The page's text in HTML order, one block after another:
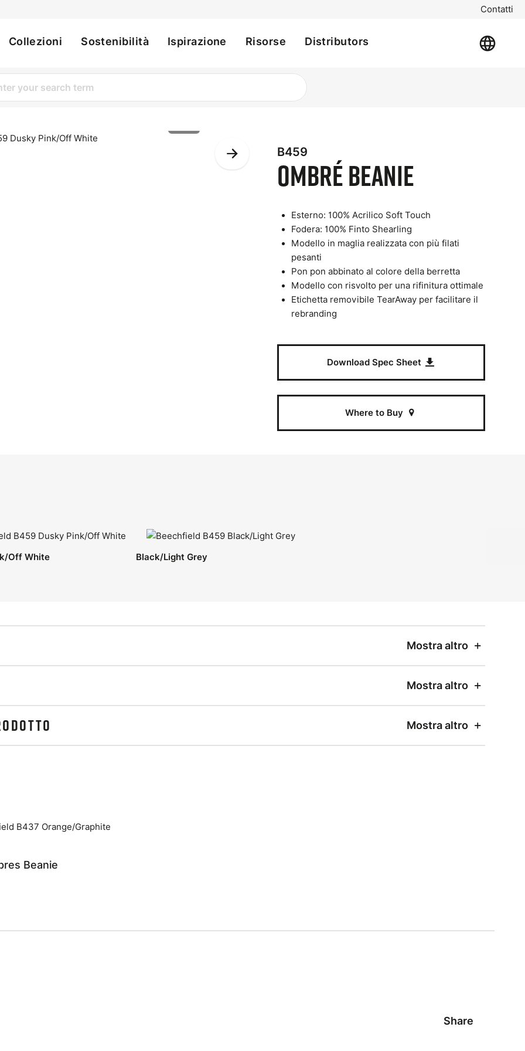
Contatti
Collezioni Sostenibilità Ispirazione Risorse Distributors
B459
Ombré Beanie
Esterno: 100% Acrilico Soft Touch
Fodera: 100% Finto Shearling
Modello in maglia realizzata con più filati
pesanti
Pon pon abbinato al colore della berretta
Modello con risvolto per una rifinitura ottimale
Etichetta removibile TearAway per facilitare il
rebranding
Download Spec Sheet
Where to Buy
Off White Black/Light Grey
Mostra altro
Mostra altro
Mostra altro
Beanie
Share